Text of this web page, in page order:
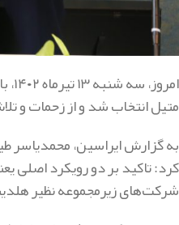
متیل انتخاب شد و از زحمات و
به گزارش ایراسین، محمدیاسر
کرد: تاکید بر دو رویکرد اصلی
شرکت‌های زیرمجموعه نظیر